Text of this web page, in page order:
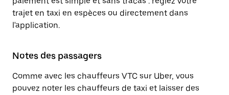
trajet en taxi en espèces ou directement dans
l'application.
Notes des passagers
Comme avec les chauffeurs VTC sur Uber, vous
pouvez noter les chauffeurs de taxi et laisser des